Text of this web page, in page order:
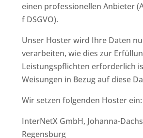
einen professionellen Anbieter
f DSGVO).
Unser Hoster wird Ihre Daten
verarbeiten, wie dies zur
Leistungspflichten erforderlich
Weisungen in Bezug auf diese
Wir setzen folgenden Hoster ein:
InterNetX GmbH, Johanna-
Regensburg